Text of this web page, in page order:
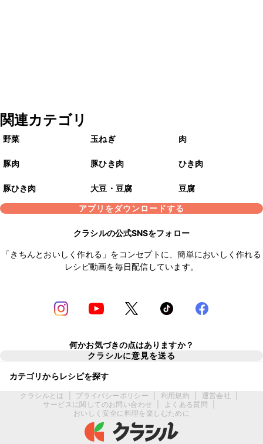
関連カテゴリ
野菜 玉ねぎ 肉
豚肉 豚ひき肉 ひき肉
豚ひき肉 大豆・豆腐
豆腐
アプリをダウンロードする
クラシルの公式SNSをフォロー
「きちんとおいしく作れる」をコンセプトに、簡単においしく作れる
レシピ動画を毎日配信しています。
何かお気づきの点はありますか？
クラシルに意見を送る
カテゴリからレシピを探す
クラシルとは プライバシーポリシー 利用規約 運営会社
サービスに関してのお問い合わせ
よくある質問
おいしく安全に料理を楽しむために